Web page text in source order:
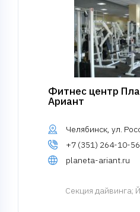
Фитнес центр
Ариант
Челябинск, ул.
+7 (351) 264-10-
planeta-ariant.ru
Cекция дайвинга;